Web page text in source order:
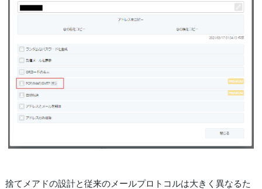
捨てメアドの設計と従来のメールプロトコルは大きく異なるた